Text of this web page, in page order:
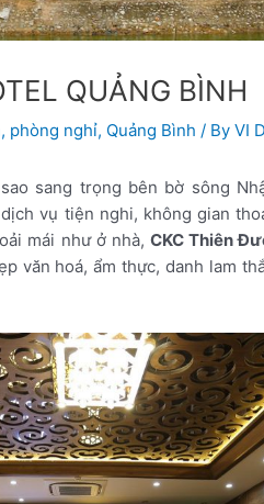
QUẢNG BÌNH
, phòng nghỉ, Quảng Bình / By VI
sang trọng bên bờ sông
vụ tiện nghi, không gian
mái như ở nhà, CKC Thiên
văn hoá, ẩm thực, danh lam